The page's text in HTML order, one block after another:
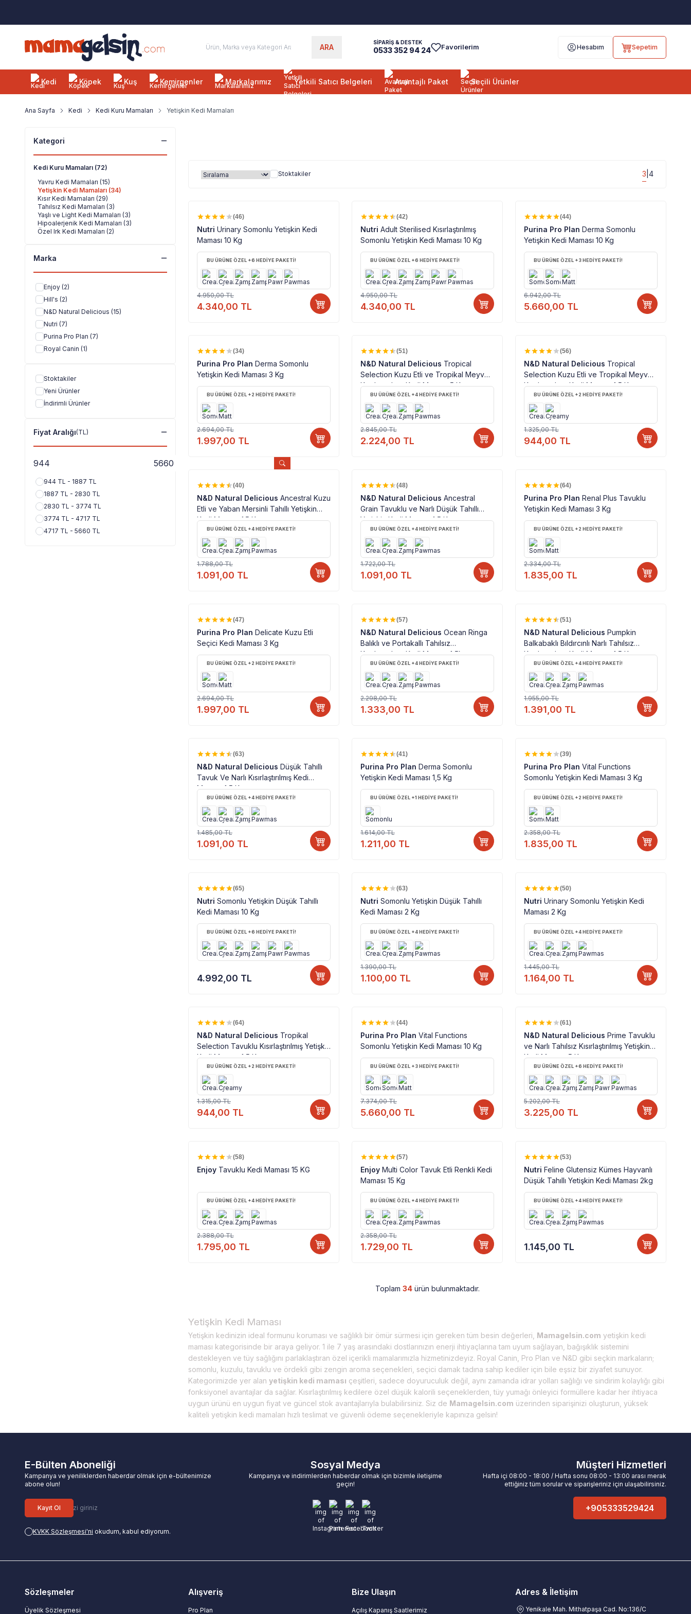
ARA
SİPARİŞ & DESTEK
0533 352 94 24 Favorilerim Hesabım Sepetim
Kedi Köpek Kuş Kemirgenler Markalarımız Yetkili Satıcı Belgeleri Avantajlı Paket Seçili Ürünler
Ana Sayfa Kedi Kedi Kuru Mamaları Yetişkin Kedi Mamaları
Kategori
Kedi Kuru Mamaları (72)
Yavru Kedi Mamaları (15)
Yetişkin Kedi Mamaları (34)
Kısır Kedi Mamaları (29)
Tahılsız Kedi Mamaları (3)
Yaşlı ve Light Kedi Mamaları (3)
Hipoalerjenik Kedi Mamaları (3)
Özel Irk Kedi Mamaları (2)
Marka
Enjoy (2)
Hill's (2)
N&D Natural Delicious (15)
Nutri (7)
Purina Pro Plan (7)
Royal Canin (1)
Stoktakiler
Yeni Ürünler
İndirimli Ürünler
Fiyat Aralığı(TL)
944 TL - 1887 TL
1887 TL - 2830 TL
2830 TL - 3774 TL
3774 TL - 4717 TL
4717 TL - 5660 TL
Stoktakiler 3 4
%12 (46)
Nutri Urinary Somonlu Yetişkin Kedi
Maması 10 Kg
BU ÜRÜNE ÖZEL +6 HEDİYE PAKETİ!
4.950,00TL
4.340,00 TL
%12 (42)
Nutri Adult Sterilised Kısırlaştırılmış
Somonlu Yetişkin Kedi Maması 10 Kg
BU ÜRÜNE ÖZEL +6 HEDİYE PAKETİ!
4.950,00TL
4.340,00 TL
%18 (44)
Purina Pro Plan Derma Somonlu
Yetişkin Kedi Maması 10 Kg
BU ÜRÜNE ÖZEL +3 HEDİYE PAKETİ!
6.942,00TL
5.660,00 TL
%26 (34)
Purina Pro Plan Derma Somonlu
Yetişkin Kedi Maması 3 Kg
BU ÜRÜNE ÖZEL +2 HEDİYE PAKETİ!
2.694,00TL
1.997,00 TL
%22 (51)
N&D Natural Delicious Tropical
Selection Kuzu Etli ve Tropikal Meyveli
Kısırlaştırılmış Kedi Maması 5 Kg
BU ÜRÜNE ÖZEL +4 HEDİYE PAKETİ!
2.845,00TL
2.224,00 TL
%29 (56)
N&D Natural Delicious Tropical
Selection Kuzu Etli ve Tropikal Meyveli
Kısırlaştırılmış Kedi Maması 1,5 Kg
BU ÜRÜNE ÖZEL +2 HEDİYE PAKETİ!
1.325,00TL
944,00 TL
%39 (40)
N&D Natural Delicious Ancestral Kuzu
Etli ve Yaban Mersinli Tahıllı Yetişkin
Kedi Maması 1.5 Kg
BU ÜRÜNE ÖZEL +4 HEDİYE PAKETİ!
1.788,00TL
1.091,00 TL
%37 (48)
N&D Natural Delicious Ancestral
Grain Tavuklu ve Narlı Düşük Tahıllı
Yetişkin Kedi Maması 1,5 Kg
BU ÜRÜNE ÖZEL +4 HEDİYE PAKETİ!
1.722,00TL
1.091,00 TL
%21 (64)
Purina Pro Plan Renal Plus Tavuklu
Yetişkin Kedi Maması 3 Kg
BU ÜRÜNE ÖZEL +2 HEDİYE PAKETİ!
2.334,00TL
1.835,00 TL
%26 (47)
Purina Pro Plan Delicate Kuzu Etli
Seçici Kedi Maması 3 Kg
BU ÜRÜNE ÖZEL +2 HEDİYE PAKETİ!
2.694,00TL
1.997,00 TL
%42 (57)
N&D Natural Delicious Ocean Ringa
Balıklı ve Portakallı Tahılsız
Kısırlaştırılmış Kedi Maması 1,5kg
BU ÜRÜNE ÖZEL +4 HEDİYE PAKETİ!
2.298,00TL
1.333,00 TL
%29 (51)
N&D Natural Delicious Pumpkin
Balkabaklı Bıldırcınlı Narlı Tahılsız
Kısırlaştırılmış Kedi Maması 1,5 Kg
BU ÜRÜNE ÖZEL +4 HEDİYE PAKETİ!
1.955,00TL
1.391,00 TL
%27 (63)
N&D Natural Delicious Düşük Tahıllı
Tavuk Ve Narlı Kısırlaştırılmış Kedi
Maması 1,5 Kg
BU ÜRÜNE ÖZEL +4 HEDİYE PAKETİ!
1.485,00TL
1.091,00 TL
%25 (41)
Purina Pro Plan Derma Somonlu
Yetişkin Kedi Maması 1,5 Kg
BU ÜRÜNE ÖZEL +1 HEDİYE PAKETİ!
1.614,00TL
1.211,00 TL
%22 (39)
Purina Pro Plan Vital Functions
Somonlu Yetişkin Kedi Maması 3 Kg
BU ÜRÜNE ÖZEL +2 HEDİYE PAKETİ!
2.358,00TL
1.835,00 TL
(65)
Nutri Somonlu Yetişkin Düşük Tahıllı
Kedi Maması 10 Kg
BU ÜRÜNE ÖZEL +6 HEDİYE PAKETİ!
4.992,00 TL
%21 (63)
Nutri Somonlu Yetişkin Düşük Tahıllı
Kedi Maması 2 Kg
BU ÜRÜNE ÖZEL +4 HEDİYE PAKETİ!
1.390,00TL
1.100,00 TL
%19 (50)
Nutri Urinary Somonlu Yetişkin Kedi
Maması 2 Kg
BU ÜRÜNE ÖZEL +4 HEDİYE PAKETİ!
1.445,00TL
1.164,00 TL
%28 (64)
N&D Natural Delicious Tropikal
Selection Tavuklu Kısırlaştırılmış Yetişkin
Kedi Maması 1,5 Kg
BU ÜRÜNE ÖZEL +2 HEDİYE PAKETİ!
1.315,00TL
944,00 TL
%23 (44)
Purina Pro Plan Vital Functions
Somonlu Yetişkin Kedi Maması 10 Kg
BU ÜRÜNE ÖZEL +3 HEDİYE PAKETİ!
7.374,00TL
5.660,00 TL
%38 (61)
N&D Natural Delicious Prime Tavuklu
ve Narlı Tahılsız Kısırlaştırılmış Yetişkin
Kedi Maması 5 Kg
BU ÜRÜNE ÖZEL +6 HEDİYE PAKETİ!
5.202,00TL
3.225,00 TL
%25 (58)
Enjoy Tavuklu Kedi Maması 15 KG
BU ÜRÜNE ÖZEL +4 HEDİYE PAKETİ!
2.388,00TL
1.795,00 TL
%27 (57)
Enjoy Multi Color Tavuk Etli Renkli Kedi
Maması 15 Kg
BU ÜRÜNE ÖZEL +4 HEDİYE PAKETİ!
2.358,00TL
1.729,00 TL
(53)
Nutri Feline Glutensiz Kümes Hayvanlı
Düşük Tahıllı Yetişkin Kedi Maması 2kg
BU ÜRÜNE ÖZEL +4 HEDİYE PAKETİ!
1.145,00 TL
Toplam 34ürün bulunmaktadır.
Yetişkin Kedi Maması
Yetişkin kedinizin ideal formunu koruması ve sağlıklı bir ömür sürmesi için gereken tüm besin değerleri, Mamagelsin.com yetişkin kedi
maması kategorisinde bir araya geliyor. 1 ile 7 yaş arasındaki dostlarınızın enerji ihtiyaçlarına tam uyum sağlayan, bağışıklık sistemini
destekleyen ve tüy sağlığını parlaklaştıran özel içerikli mamalarımızla hizmetinizdeyiz. Royal Canin, Pro Plan ve N&D gibi seçkin markaların;
somonlu, kuzulu, tavuklu ve ördekli gibi zengin aroma seçenekleri, seçici damak tadına sahip kediler için bile eşsiz bir ziyafet sunuyor.
Kategorimizde yer alan yetişkin kedi maması çeşitleri, sadece doyuruculuk değil, aynı zamanda idrar yolları sağlığı ve sindirim kolaylığı gibi
fonksiyonel avantajlar da sağlar. Kısırlaştırılmış kedilere özel düşük kalorili seçeneklerden, tüy yumağı önleyici formüllere kadar her ihtiyaca
uygun ürünü en uygun fiyat ve güncel stok avantajlarıyla bulabilirsiniz. Siz de Mamagelsin.com üzerinden siparişinizi oluşturun, yüksek
kaliteli yetişkin kedi mamaları hızlı teslimat ve güvenli ödeme seçenekleriyle kapınıza gelsin!
E-Bülten Aboneliği
Kampanya ve yeniliklerden haberdar olmak için e-bültenimize
abone olun!
Kayıt Ol
KVKK Sözleşmesi'ni okudum, kabul ediyorum.
Sosyal Medya
Kampanya ve indirimlerden haberdar olmak için bizimle iletişime
geçin!
Müşteri Hizmetleri
Hafta içi 08:00 - 18:00 / Hafta sonu 08:00 - 13:00 arası merak
ettiğiniz tüm sorular ve siparişleriniz için ulaşabilirsiniz.
+905333529424
Adres & İletişim
Yenikale Mah. Mithatpaşa Cad. No:136/C
Sözleşmeler
Üyelik Sözleşmesi
Alışveriş
Pro Plan
Bize Ulaşın
Açılış Kapanış Saatlerimiz